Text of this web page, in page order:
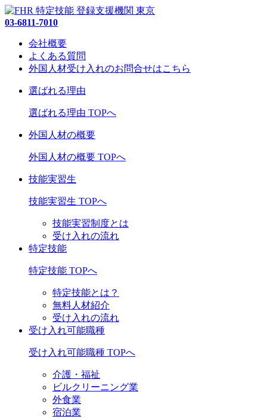
03-6811-7010
会社概要
よくある質問
外国人材受け入れのお問合せはこちら
選ばれる理由
選ばれる理由 TOPへ
外国人材の概要
外国人材の概要 TOPへ
技能実習生
技能実習生 TOPへ
技能実習制度とは
受け入れの流れ
特定技能
特定技能 TOPへ
特定技能とは？
無料人材紹介
受け入れの流れ
受け入れ可能職種
受け入れ可能職種 TOPへ
介護・福祉
ビルクリーニング業
外食業
宿泊業